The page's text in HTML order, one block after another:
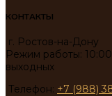
КОНТАКТЫ
г. Ростов-на-Дону
Режим работы:
выходных
Телефон: +7 (988)